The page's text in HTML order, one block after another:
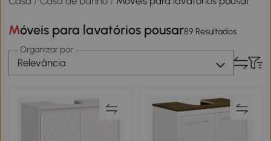
Móveis para lavatórios pousar89 Resultados
Organizar por
Relevância